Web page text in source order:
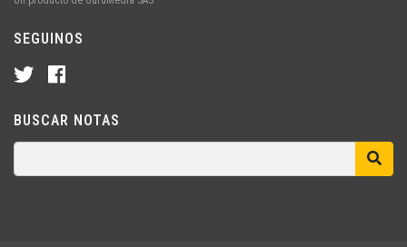
SEGUINOS
BUSCAR NOTAS